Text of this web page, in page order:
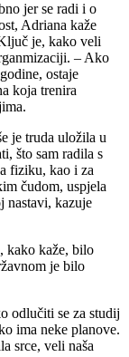
jer se radi i o
Adriana kaže
je, kako veli
– Ako
ostaje
koja trenira
je truda uložila u
što sam radila s
fiziku, kao i za
čudom, uspjela
nastavi, kazuje
kako kaže, bilo
je bilo
odlučiti se za studij
ima neke planove.
srce, veli naša